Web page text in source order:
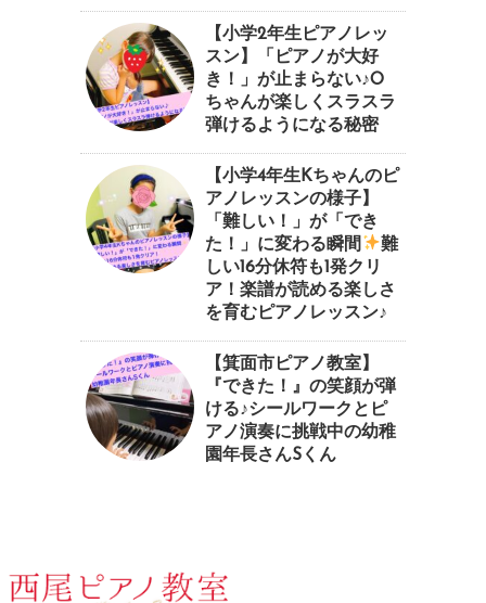
【小学2年生ピアノレッ
スン】「ピアノが大好
き！」が止まらない♪O
ちゃんが楽しくスラスラ
弾けるようになる秘密
【小学4年生Kちゃんのピ
アノレッスンの様子】
「難しい！」が「でき
た！」に変わる瞬間
⁠難
しい16分休符も1発クリ
ア！楽譜が読める楽しさ
を育むピアノレッスン♪⁠
【箕面市ピアノ教室】
『できた！』の笑顔が弾
ける♪シールワークとピ
アノ演奏に挑戦中の幼稚
園年長さんSくん